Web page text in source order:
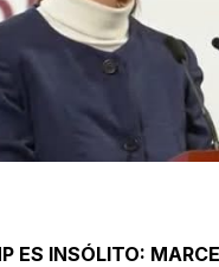
ES INSÓLITO: